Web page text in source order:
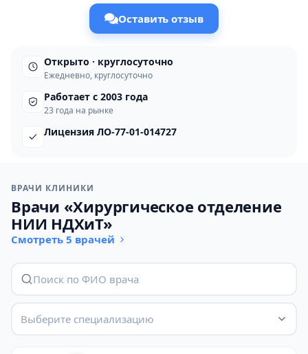
Оставить отзыв
Открыто · круглосуточно
Ежедневно, круглосуточно
Работает с 2003 года
23 года на рынке
Лицензия ЛО-77-01-014727
ВРАЧИ КЛИНИКИ
Врачи «Хирургическое отделение
НИИ НДХиТ»
Смотреть 5 врачей
Выберите специализацию